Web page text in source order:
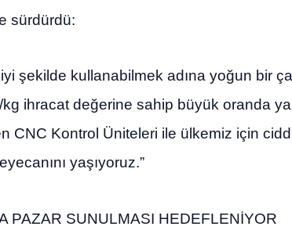
sürdürdü:
iyi şekilde kullanabilmek adına yoğun bir
ihracat değerine sahip büyük oranda
CNC Kontrol Üniteleri ile ülkemiz için
yaşıyoruz.”
PAZAR SUNULMASI HEDEFLENİYOR